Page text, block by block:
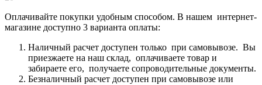
Оплачивайте покупки удобным способом. В нашем интернет-
магазине доступно 3 варианта оплаты:
Наличный расчет доступен только при самовывозе. Вы
приезжаете на наш склад, оплачиваете товар и
забираете его, получаете сопроводительные документы.
Безналичный расчет доступен при самовывозе или